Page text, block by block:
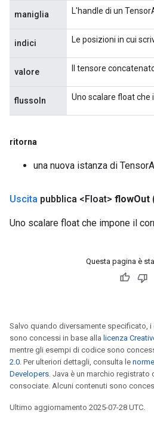
maniglia L'handle di un
indici Le posizioni in cui
valore Il tensore
flussoIn Uno scalare float
ritorna
una nuova istanza di
Uscita pubblica <Float> flowOut
Uno scalare float che impone il
Questa pagina è
Salvo quando diversamente specificato,
sono concessi in base alla licenza
mentre gli esempi di codice sono
2.0. Per ulteriori dettagli, consulta le
Developers. Java è un marchio registrato
consociate. Alcuni contenuti sono
Ultimo aggiornamento 2025-07-28 UTC.